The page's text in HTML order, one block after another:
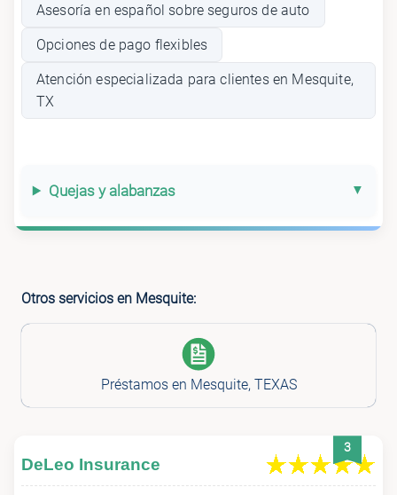
Asesoría en español sobre seguros de auto
Opciones de pago flexibles
Atención especializada para clientes en Mesquite,
TX
Quejas y alabanzas
Otros servicios en Mesquite:
Préstamos en Mesquite, TEXAS
3
DeLeo Insurance